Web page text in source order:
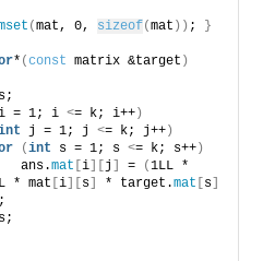
(mat, 0, sizeof(mat )) ; }
* (const matrix &target )
= 1; i <= k; i++)
j = 1; j <= k; j++)
(int s = 1; s <= k; s++)
ans.
mat [i][j ] = (1LL *
* mat [i][s] * target.mat [s]